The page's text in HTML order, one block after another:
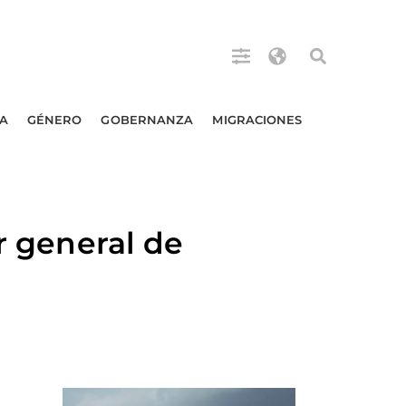
GÉNERO GOBERNANZA MIGRACIONES
general de